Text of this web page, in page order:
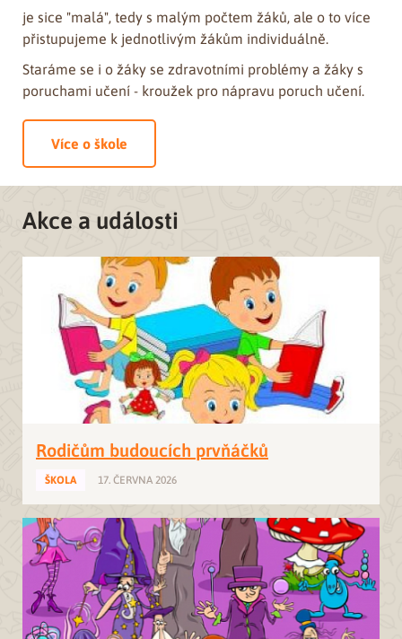
je sice "malá", tedy s malým počtem žáků, ale o to více
přistupujeme k jednotlivým žákům individuálně.
Staráme se i o žáky se zdravotními problémy a žáky s
poruchami učení - kroužek pro nápravu poruch učení.
Více o škole
Rodičům budoucích prvňáčků
ŠKOLA 17. ČERVNA 2026
Akce a události